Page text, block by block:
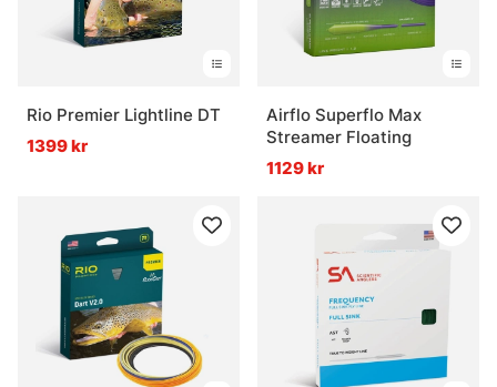
Rio Premier Lightline DT
1399 kr
Airflo Superflo Max
Streamer Floating
1129 kr